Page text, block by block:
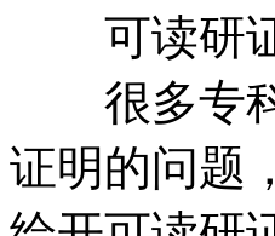
可读研证
很多专科
证明的问题